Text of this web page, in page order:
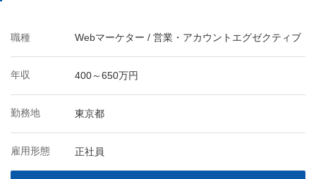
職種 Webマーケター / 営業・アカウントエグゼクティブ
年収 400～650万円
勤務地 東京都
雇用形態 正社員